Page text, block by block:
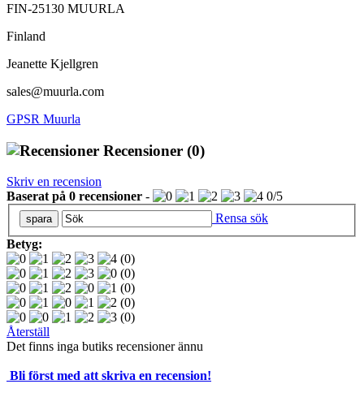
FIN-25130 MUURLA
Finland
Jeanette Kjellgren
sales@muurla.com
GPSR Muurla
Recensioner (0)
Skriv en recension
Baserat på 0 recensioner - 0/5
Rensa sök
Betyg:
(0)
(0)
(0)
(0)
(0)
Återställ
Det finns inga butiks recensioner ännu
Bli först med att skriva en recension!